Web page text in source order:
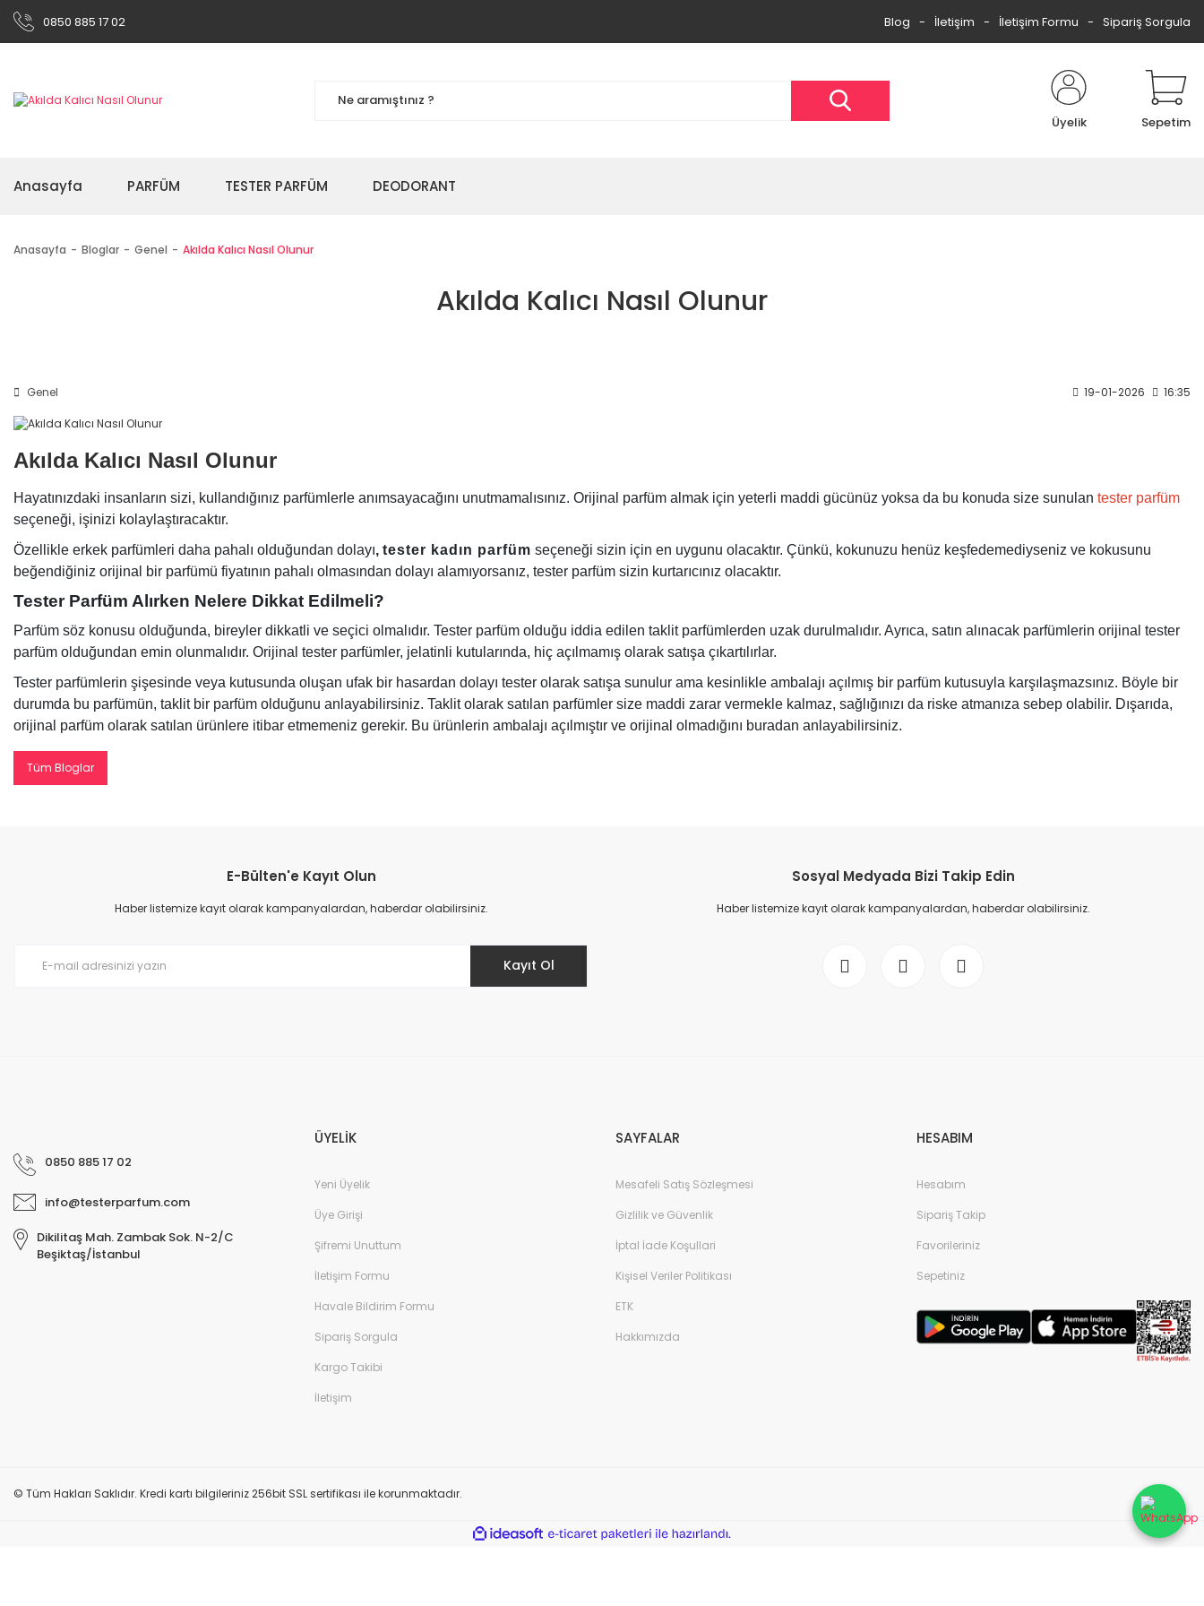
0850 885 17 02 Blog İletişim İletişim Formu Sipariş Sorgula
Üyelik Sepetim
Anasayfa PARFÜM TESTER PARFÜM DEODORANT
Anasayfa Bloglar Genel Akılda Kalıcı Nasıl Olunur
Akılda Kalıcı Nasıl Olunur
Genel 19-01-2026 16:35
Akılda Kalıcı Nasıl Olunur
Hayatınızdaki insanların sizi, kullandığınız parfümlerle anımsayacağını unutmamalısınız. Orijinal parfüm almak için yeterli maddi gücünüz yoksa da bu konuda size sunulan tester parfüm
seçeneği, işinizi kolaylaştıracaktır.
Özellikle erkek parfümleri daha pahalı olduğundan dolayı, tester kadın parfüm seçeneği sizin için en uygunu olacaktır. Çünkü, kokunuzu henüz keşfedemediyseniz ve kokusunu
beğendiğiniz orijinal bir parfümü fiyatının pahalı olmasından dolayı alamıyorsanız, tester parfüm sizin kurtarıcınız olacaktır.
Tester Parfüm Alırken Nelere Dikkat Edilmeli?
Parfüm söz konusu olduğunda, bireyler dikkatli ve seçici olmalıdır. Tester parfüm olduğu iddia edilen taklit parfümlerden uzak durulmalıdır. Ayrıca, satın alınacak parfümlerin orijinal tester
parfüm olduğundan emin olunmalıdır. Orijinal tester parfümler, jelatinli kutularında, hiç açılmamış olarak satışa çıkartılırlar.
Tester parfümlerin şişesinde veya kutusunda oluşan ufak bir hasardan dolayı tester olarak satışa sunulur ama kesinlikle ambalajı açılmış bir parfüm kutusuyla karşılaşmazsınız. Böyle bir
durumda bu parfümün, taklit bir parfüm olduğunu anlayabilirsiniz. Taklit olarak satılan parfümler size maddi zarar vermekle kalmaz, sağlığınızı da riske atmanıza sebep olabilir. Dışarıda,
orijinal parfüm olarak satılan ürünlere itibar etmemeniz gerekir. Bu ürünlerin ambalajı açılmıştır ve orijinal olmadığını buradan anlayabilirsiniz.
Tüm Bloglar
E-Bülten'e Kayıt Olun
Haber listemize kayıt olarak kampanyalardan, haberdar olabilirsiniz.
Kayıt Ol
Sosyal Medyada Bizi Takip Edin
Haber listemize kayıt olarak kampanyalardan, haberdar olabilirsiniz.
0850 885 17 02
info@testerparfum.com
Dikilitaş Mah. Zambak Sok. N-2/C
Beşiktaş/İstanbul
ÜYELİK
Yeni Üyelik
Üye Girişi
Şifremi Unuttum
İletişim Formu
Havale Bildirim Formu
Sipariş Sorgula
Kargo Takibi
İletişim
SAYFALAR
Mesafeli Satış Sözleşmesi
Gizlilik ve Güvenlik
İptal İade Koşullari
Kişisel Veriler Politikası
ETK
Hakkımızda
HESABIM
Hesabım
Sipariş Takip
Favorileriniz
Sepetiniz
© Tüm Hakları Saklıdır. Kredi kartı bilgileriniz 256bit SSL sertifikası ile korunmaktadır.
ideasoft
e-